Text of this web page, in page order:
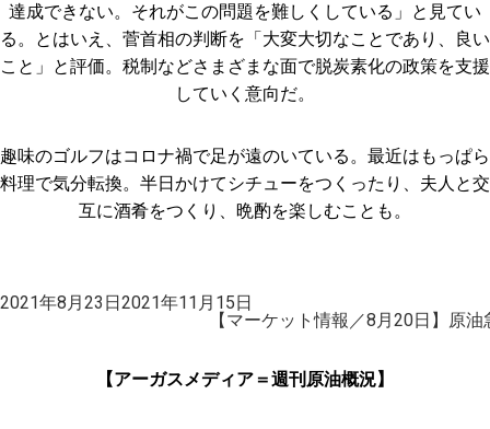
達成できない。それがこの問題を難しくしている」と見てい
る。とはいえ、菅首相の判断を「大変大切なことであり、良い
こと」と評価。税制などさまざまな面で脱炭素化の政策を支援
していく意向だ。
趣味のゴルフはコロナ禍で足が遠のいている。最近はもっぱら
料理で気分転換。半日かけてシチューをつくったり、夫人と交
互に酒肴をつくり、晩酌を楽しむことも。
投
2021年8月23日2021年11月15日
【マーケット情報／8月20日】原
【アーガスメディア＝週刊原油概況】